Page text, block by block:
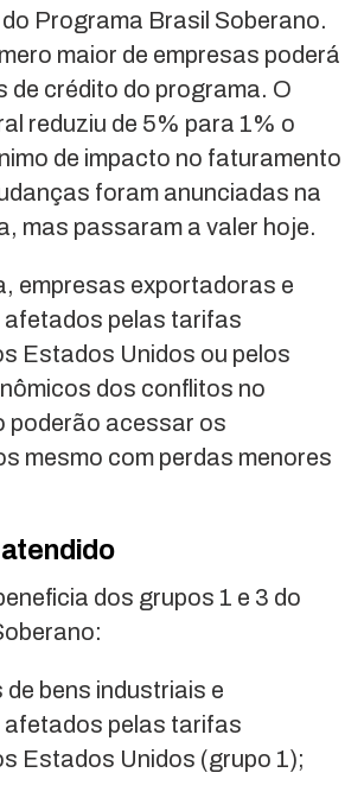
Programa Brasil Soberano.
maior de empresas poderá
de crédito do programa. O
reduziu de 5% para 1% o
de impacto no faturamento
foram anunciadas na
mas passaram a valer hoje.
empresas exportadoras e
pelas tarifas
Estados Unidos ou pelos
dos conflitos no
poderão acessar os
mesmo com perdas menores
dos grupos 1 e 3 do
bens industriais e
pelas tarifas
Estados Unidos (grupo 1);